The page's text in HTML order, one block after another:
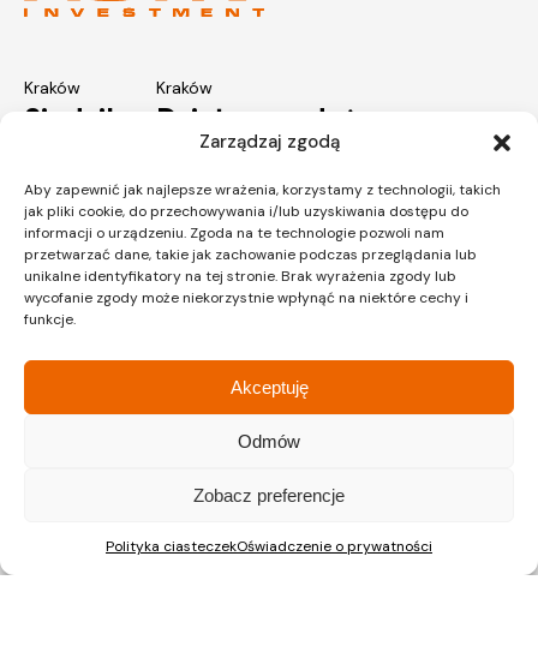
Zarządzaj zgodą
Aby zapewnić jak najlepsze wrażenia, korzystamy z technologii, takich
jak pliki cookie, do przechowywania i/lub uzyskiwania dostępu do
informacji o urządzeniu. Zgoda na te technologie pozwoli nam
przetwarzać dane, takie jak zachowanie podczas przeglądania lub
unikalne identyfikatory na tej stronie. Brak wyrażenia zgody lub
wycofanie zgody może niekorzystnie wpłynąć na niektóre cechy i
funkcje.
Akceptuję
Odmów
Zobacz preferencje
Polityka ciasteczekOświadczenie o prywatności
Kraków
Siedziba
ul. Lipińskiego 3A
30-349 Kraków
tel.:12 397 12 27
Kraków
Dział sprzedaży
ul. Lipińskiego 3A
30-349 Kraków
tel.:12 397 12 25
Gliwice
Dział sprzedaży
ul. Chorzowska 216/A
Katowice
ul. Chorzowska 216/A
tel.: 32 745 31 67